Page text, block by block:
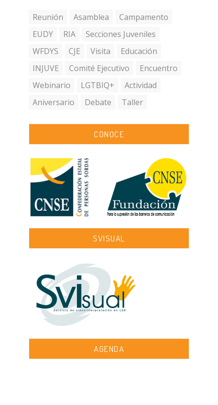
Reunión Asamblea
Campamento
EUDY
RIA
Secciones Juveniles
WFDYS
CJE Visita
Educación
INJUVE
Comité Ejecutivo
Encuentro
Webinario
LGTBIQ+
Actividad
Aniversario
Debate Taller
CONOCE
SVISUAL
AGENDA